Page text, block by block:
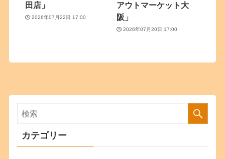
田店」
2026年07月22日 17:00
アウトマーケット大
阪」
2026年07月20日 17:00
カテゴリー